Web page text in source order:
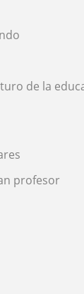
de la
profesor